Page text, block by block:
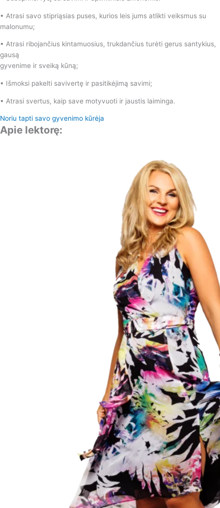
• Atrasi savo stipriąsias puses, kurios leis jums atlikti veiksmus su
malonumu;
• Atrasi ribojančius kintamuosius, trukdančius turėti gerus santykius,
gausą
gyvenime ir sveiką kūną;
• Išmoksi pakelti savivertę ir pasitikėjimą savimi;
• Atrasi svertus, kaip save motyvuoti ir jaustis laiminga.
Noriu tapti savo gyvenimo kūrėja
Apie lektorę: